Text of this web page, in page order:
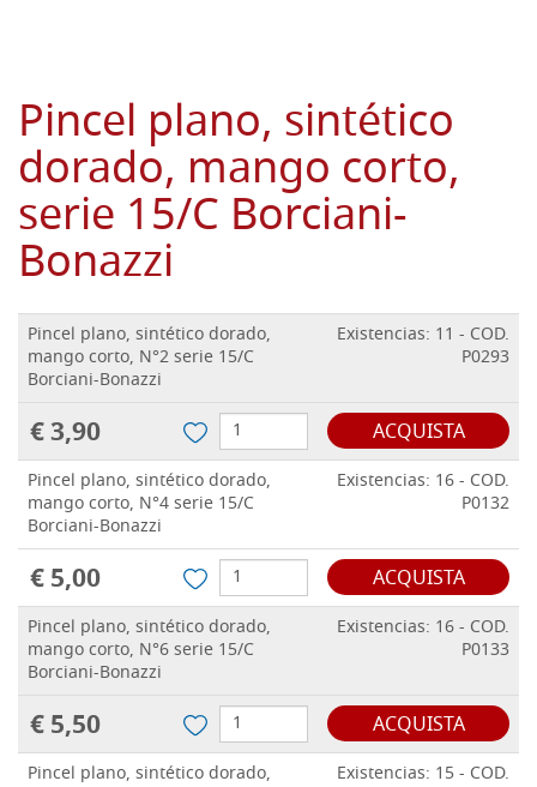
Pincel plano, sintético
dorado, mango corto,
serie 15/C Borciani-
Bonazzi
Pincel plano, sintético dorado,
mango corto, N°2 serie 15/C
Borciani-Bonazzi
Existencias: 11 - COD.
P0293
€ 3,90 ACQUISTA
Pincel plano, sintético dorado,
mango corto, N°4 serie 15/C
Borciani-Bonazzi
Existencias: 16 - COD.
P0132
€ 5,00 ACQUISTA
Pincel plano, sintético dorado,
mango corto, N°6 serie 15/C
Borciani-Bonazzi
Existencias: 16 - COD.
P0133
€ 5,50 ACQUISTA
Pincel plano, sintético dorado,
Existencias: 15 - COD.